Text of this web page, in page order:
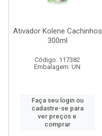
Ativador Kolene Cachinhos
300ml
Código: 117382
Embalagem: UN
Faça seu login ou
cadastre-se para
ver preços e
comprar